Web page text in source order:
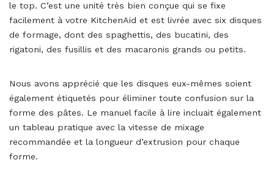
le top. C’est une unité très bien conçue qui se fixe
facilement à votre KitchenAid et est livrée avec six disques
de formage, dont des spaghettis, des bucatini, des
rigatoni, des fusillis et des macaronis grands ou petits.
Nous avons apprécié que les disques eux-mêmes soient
également étiquetés pour éliminer toute confusion sur la
forme des pâtes. Le manuel facile à lire incluait également
un tableau pratique avec la vitesse de mixage
recommandée et la longueur d’extrusion pour chaque
forme.